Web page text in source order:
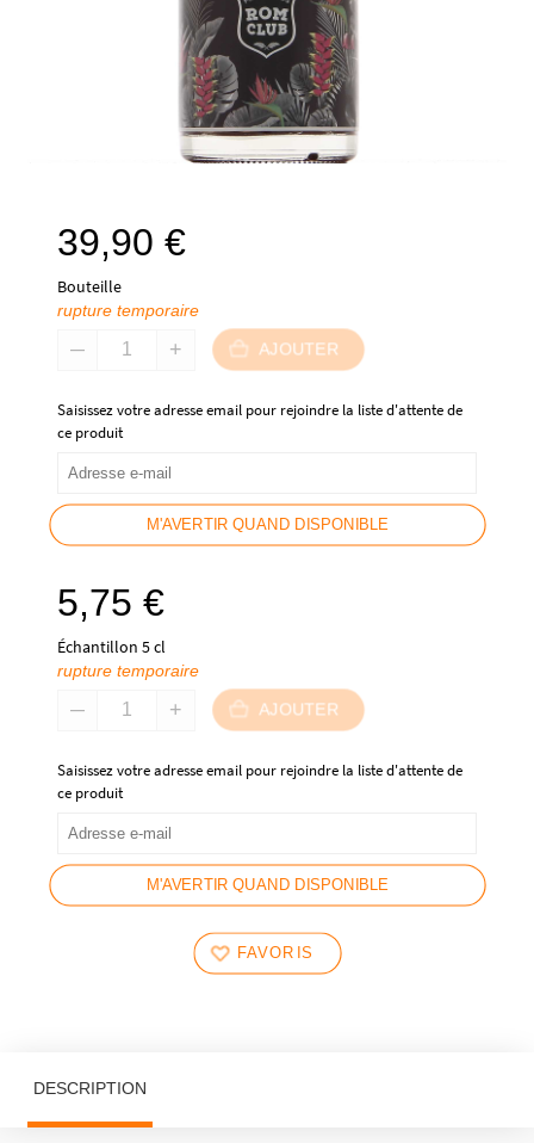
39,90 €
Bouteille
rupture temporaire
AJOUTER
Saisissez votre adresse email pour rejoindre la liste d'attente de
ce produit
M'AVERTIR QUAND DISPONIBLE
5,75 €
Échantillon 5 cl
rupture temporaire
AJOUTER
Saisissez votre adresse email pour rejoindre la liste d'attente de
ce produit
M'AVERTIR QUAND DISPONIBLE
FAVORIS
DESCRIPTION